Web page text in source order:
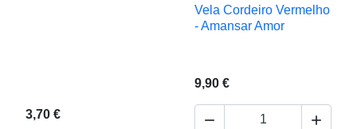
3,70 €
Vela Cordeiro Vermelho
- Amansar Amor
9,90 €
 